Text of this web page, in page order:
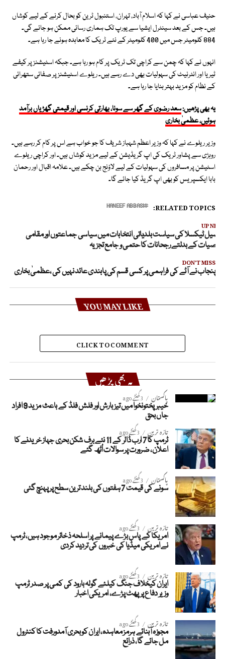
حنیف عباسی نے کہا کہ اسلام آباد، تہران، استنبول ٹرین کو بحال کرنے کے لیے کوشاں
ہیں۔ جس کے بعد سینٹرل ایشیا سے یورپ تک ہماری رسائی ممکن ہو جائے گی۔
884 کلومیٹر جس میں 400 کلومیٹر کے نئے ٹریک کا معاہدہ ہونے جا رہا ہے۔
انہوں نے کہا کہ چمن سے کراچی تک ٹریک پر کام ہو رہا ہے۔ جبکہ اسٹیشنز پر کیفے
ٹیریا اور انٹرنیٹ کی سہولیات بھی دے رہے ہیں۔ ریلوے اسٹیشنز پر صفائی ستھرائی
کے نظام کو مزید بہتر بنایا جا رہا ہے۔
یہ بھی پڑھیں:سعد رضوی کے گھر سے سونا، بھارتی کرنسی اور قیمتی گھڑیاں برآمد
ہوئیں، عظمیٰ بخاری
وزیر ریلوے نے کہا کہ وزیر اعظم شہباز شریف کا جو خواب ہے اس پر کام کر رہے ہیں۔
روہڑی سے پشاور ٹریک کی اپ گریڈیشن کے لیے مزید کوشاں ہیں۔ اور کراچی ریلوے
اسٹیشن پر مسافروں کی سہولیات کے لیے لاؤنج بن چکے ہیں۔ علامہ اقبال اور رحمان
بابا ایکسپریس کو بھی اپ گریڈ کیا جائے گا۔
RELATED TOPICS:
HANEEF ABBASI
UP
ٹیکسلا کی سیاست بلدیاتی انتخابات میں سیاسی جماعتوں اور مقامی
کے بدلتے رجحانات کا حتمی و جامع تجزیہ
DON'T MISS
پنجاب نے آٹے کی فراہمی پر کسی قسم کی پابندی عائد نہیں کی ،عظمیٰ بخاری
YOU MAY LIKE
CLICK TO COMMENT
یہ بھی پڑھیں
پاکستان 3 گھنٹے ago
خیبر پختونخوا میں تیز بارش اور فلش فلڈ کے باعث مزید 9 افراد
جاں بحق
تازہ ترین 3 گھنٹے ago
ٹرمپ کا 7 ارب ڈالر کے 11 نئے برف شکن بحری جہاز خریدنے کا
اعلان، ضرورت پر سوالات اُٹھ گئے
پاکستان 3 گھنٹے ago
سونے کی قیمت 7 ہفتوں کی بلند ترین سطح پر پہنچ گئی
تازہ ترین 3 گھنٹے ago
امریکا کے پاس بڑے پیمانے پر اسلحہ ذخائر موجود ہیں، ٹرمپ
نے امریکی میڈیا کی خبروں کی تردید کردی
تازہ ترین 3 گھنٹے ago
ایران کیخلاف جنگ کیلئے گولہ بارود کی کمی پر صدر ٹرمپ
وزیر دفاع پر پھٹ پڑے، امریکی اخبار
تازہ ترین 3 گھنٹے ago
مجوزہ آبنائے ہرمز معاہدہ، ایران کو بحری آمدورفت کا کنٹرول
مل جائے گا، ذرائع